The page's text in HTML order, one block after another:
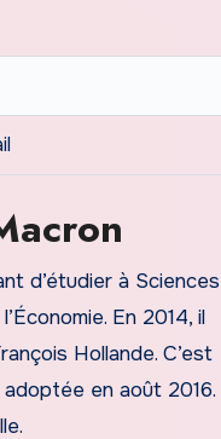
d’étudier à Sciences
En 2014, il
Hollande. C’est
en août 2016.